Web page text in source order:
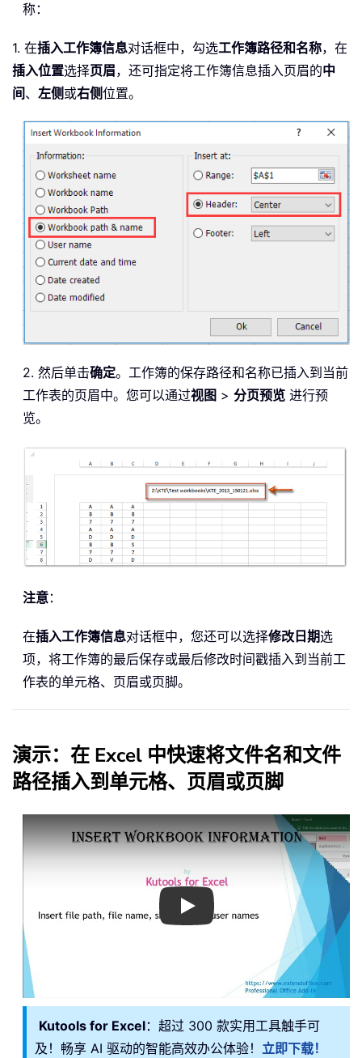
称：
1. 在插入工作簿信息对话框中，勾选工作簿路径和名称，在
插入位置选择页眉，还可指定将工作簿信息插入页眉的中
间、 左侧 或右侧位置。
2. 然后单击确定。工作簿的保存路径和名称已插入到当前
工作表的页眉中。您可以通过视图 > 分页预览 进行预
览。
注意：
在插入工作簿信息对话框中，您还可以选择修改日期选
项，将工作簿的最后保存或最后修改时间戳插入到当前工
作表的单元格、页眉或页脚。
演示：在 Excel 中快速将文件名和文件
路径插入到单元格、页眉或页脚
Play
Kutools for Excel：超过 300 款实用工具触手可
及！畅享 AI 驱动的智能高效办公体验！ 立即下载！